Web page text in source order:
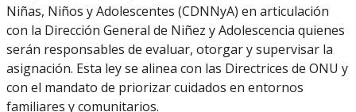
Niñas, Niños y Adolescentes (CDNNyA) en articulación
con la Dirección General de Niñez y Adolescencia quienes
serán responsables de evaluar, otorgar y supervisar la
asignación. Esta ley se alinea con las Directrices de ONU y
con el mandato de priorizar cuidados en entornos
familiares y comunitarios.